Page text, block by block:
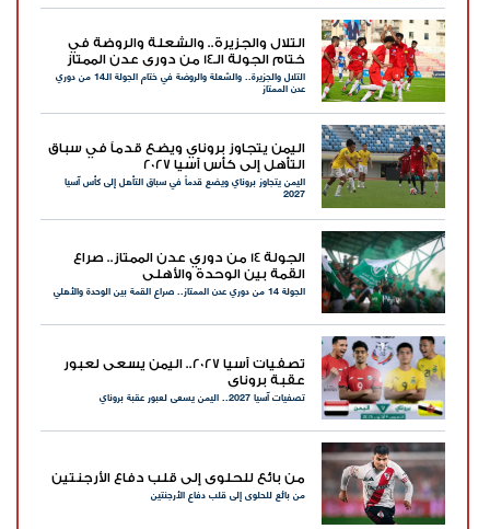
التلال والجزيرة.. والشعلة والروضة في
ختام الجولة الـ14 من دوري عدن الممتاز
التلال والجزيرة.. والشعلة والروضة في ختام الجولة الـ14 من دوري
عدن الممتاز
اليمن يتجاوز بروناي ويضع قدماً في سباق
التأهل إلى كأس آسيا 2027
اليمن يتجاوز بروناي ويضع قدماً في سباق التأهل إلى كأس آسيا
2027
الجولة 14 من دوري عدن الممتاز.. صراع
القمة بين الوحدة والأهلي
الجولة 14 من دوري عدن الممتاز.. صراع القمة بين الوحدة والأهلي
تصفيات آسيا 2027.. اليمن يسعى لعبور
عقبة بروناي
تصفيات آسيا 2027.. اليمن يسعى لعبور عقبة بروناي
من بائع للحلوى إلى قلب دفاع الأرجنتين
من بائع للحلوى إلى قلب دفاع الأرجنتين